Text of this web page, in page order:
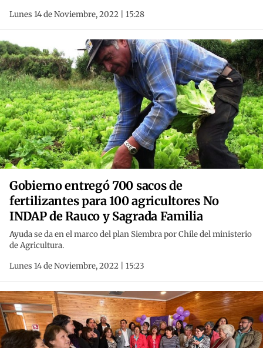
Lunes 14 de Noviembre, 2022 | 15:28
Gobierno entregó 700 sacos de
fertilizantes para 100 agricultores No
INDAP de Rauco y Sagrada Familia
Ayuda se da en el marco del plan Siembra por Chile del ministerio
de Agricultura.
Lunes 14 de Noviembre, 2022 | 15:23